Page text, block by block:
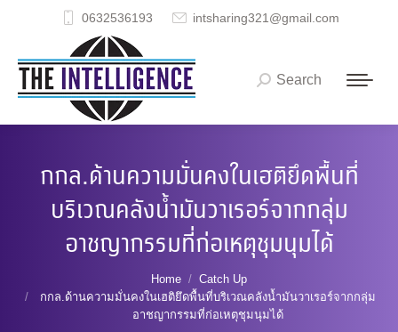
0632536193 intsharing321@gmail.com
Search:
Search
กกล.ด้านความมั่นคงในเฮติยึดพื้นที่
บริเวณคลังน้ำมันวาเรอร์จากกลุ่ม
อาชญากรรมที่ก่อเหตุชุมนุมได้
Home
Catch Up
กกล.ด้านความมั่นคงในเฮติยึดพื้นที่บริเวณคลังน้ำมันวาเรอร์จากกลุ่ม
อาชญากรรมที่ก่อเหตุชุมนุมได้